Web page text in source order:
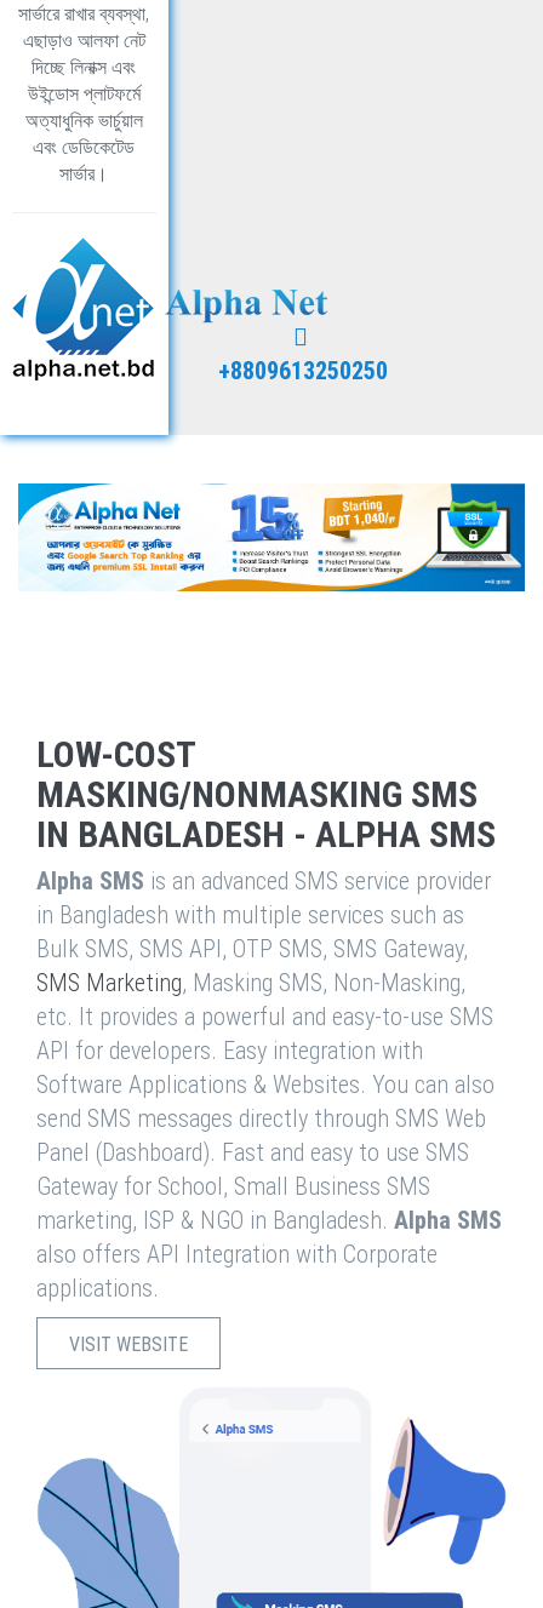
সার্ভারে রাখার ব্যবস্থা,
এছাড়াও আলফা নেট
দিচ্ছে লিনাক্স এবং
উইন্ডোস প্লাটফর্মে
অত্যাধুনিক ভার্চুয়াল
এবং ডেডিকেটেড
সার্ভার।
+8809613250250
LOW-COST
MASKING/NONMASKING SMS
IN BANGLADESH - ALPHA SMS
Alpha SMS is an advanced SMS service provider
in Bangladesh with multiple services such as
Bulk SMS, SMS API, OTP SMS, SMS Gateway,
SMS Marketing, Masking SMS, Non-Masking,
etc. It provides a powerful and easy-to-use SMS
API for developers. Easy integration with
Software Applications & Websites. You can also
send SMS messages directly through SMS Web
Panel (Dashboard). Fast and easy to use SMS
Gateway for School, Small Business SMS
marketing, ISP & NGO in Bangladesh. Alpha SMS
also offers API Integration with Corporate
applications.
VISIT WEBSITE